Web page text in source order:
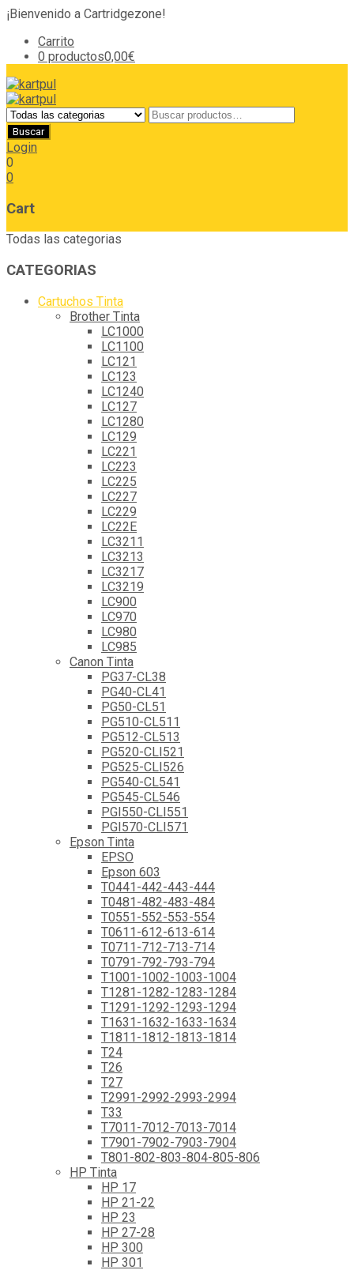
¡Bienvenido a Cartridgezone!
Carrito
0 productos0,00€
Login
0
0
Cart
Todas las categorias
CATEGORIAS
Cartuchos Tinta
Brother Tinta
LC1000
LC1100
LC121
LC123
LC1240
LC127
LC1280
LC129
LC221
LC223
LC225
LC227
LC229
LC22E
LC3211
LC3213
LC3217
LC3219
LC900
LC970
LC980
LC985
Canon Tinta
PG37-CL38
PG40-CL41
PG50-CL51
PG510-CL511
PG512-CL513
PG520-CLI521
PG525-CLI526
PG540-CL541
PG545-CL546
PGI550-CLI551
PGI570-CLI571
Epson Tinta
EPSO
Epson 603
T0441-442-443-444
T0481-482-483-484
T0551-552-553-554
T0611-612-613-614
T0711-712-713-714
T0791-792-793-794
T1001-1002-1003-1004
T1281-1282-1283-1284
T1291-1292-1293-1294
T1631-1632-1633-1634
T1811-1812-1813-1814
T24
T26
T27
T2991-2992-2993-2994
T33
T7011-7012-7013-7014
T7901-7902-7903-7904
T801-802-803-804-805-806
HP Tinta
HP 17
HP 21-22
HP 23
HP 27-28
HP 300
HP 301